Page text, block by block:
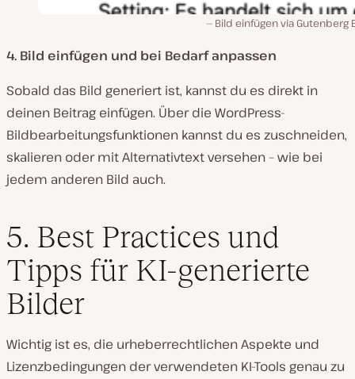
Bild einfügen via Gutenberg
4. Bild einfügen und bei Bedarf anpassen
Sobald das Bild generiert ist, kannst du es direkt in
deinen Beitrag einfügen. Über die WordPress-
Bildbearbeitungsfunktionen kannst du es zuschneiden,
skalieren oder mit Alternativtext versehen – wie bei
jedem anderen Bild auch.
5. Best Practices und
Tipps für KI-generierte
Bilder
Wichtig ist es, die urheberrechtlichen Aspekte und
Lizenzbedingungen der verwendeten KI-Tools genau zu